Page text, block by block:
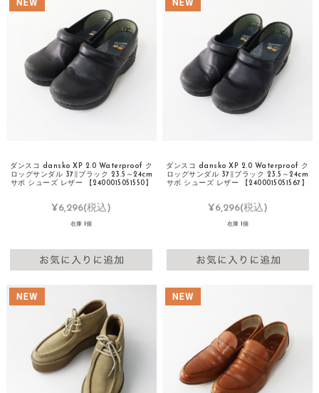
ダンスコ dansko XP 2.0 Waterproof ク
ロッグサンダル 37∥ブラック 23.5～24cm
サボ シューズ レザー 【2400015051550】
¥6,296(税込)
在庫 1個
ダンスコ dansko XP 2.0 Waterproof ク
ロッグサンダル 37∥ブラック 23.5～24cm
サボ シューズ レザー 【2400015051567】
¥6,296(税込)
在庫 1個